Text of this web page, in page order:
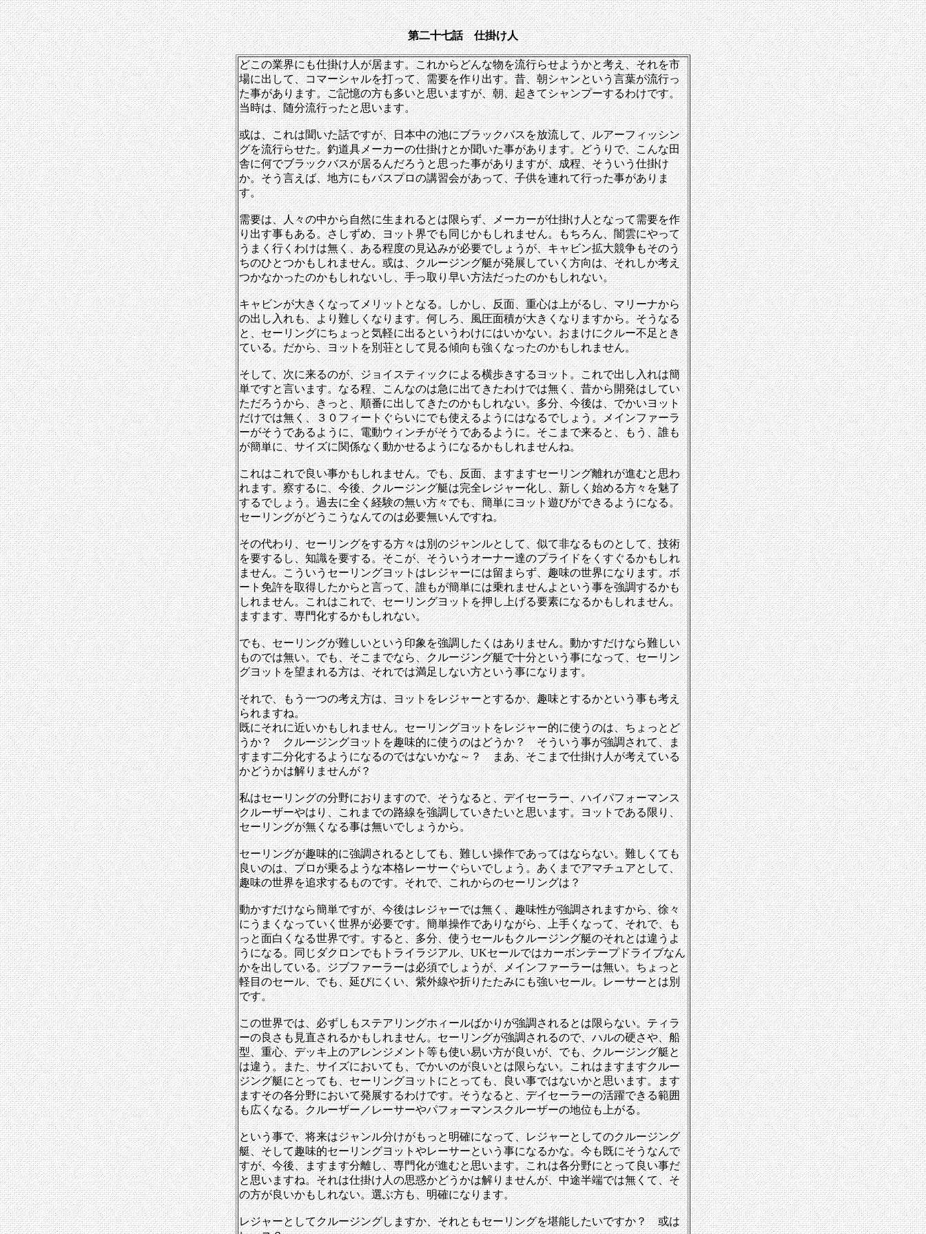
第二十七話 仕掛け人
どこの業界にも仕掛け人が居ます。これからどんな物を流行らせようかと考え、それを市
場に出して、コマーシャルを打って、需要を作り出す。昔、朝シャンという言葉が流行っ
た事があります。ご記憶の方も多いと思いますが、朝、起きてシャンプーするわけです。
当時は、随分流行ったと思います。
或は、これは聞いた話ですが、日本中の池にブラックバスを放流して、ルアーフィッシン
グを流行らせた。釣道具メーカーの仕掛けとか聞いた事があります。どうりで、こんな田
舎に何でブラックバスが居るんだろうと思った事がありますが、成程、そういう仕掛け
か。そう言えば、地方にもバスプロの講習会があって、子供を連れて行った事がありま
す。
需要は、人々の中から自然に生まれるとは限らず、メーカーが仕掛け人となって需要を作
り出す事もある。さしずめ、ヨット界でも同じかもしれません。もちろん、闇雲にやって
うまく行くわけは無く、ある程度の見込みが必要でしょうが、キャビン拡大競争もそのう
ちのひとつかもしれません。或は、クルージング艇が発展していく方向は、それしか考え
つかなかったのかもしれないし、手っ取り早い方法だったのかもしれない。
キャビンが大きくなってメリットとなる。しかし、反面、重心は上がるし、マリーナから
の出し入れも、より難しくなります。何しろ、風圧面積が大きくなりますから。そうなる
と、セーリングにちょっと気軽に出るというわけにはいかない。おまけにクルー不足とき
ている。だから、ヨットを別荘として見る傾向も強くなったのかもしれません。
そして、次に来るのが、ジョイスティックによる横歩きするヨット。これで出し入れは簡
単ですと言います。なる程、こんなのは急に出てきたわけでは無く、昔から開発はしてい
ただろうから、きっと、順番に出してきたのかもしれない。多分、今後は、でかいヨット
だけでは無く、３０フィートぐらいにでも使えるようにはなるでしょう。メインファーラ
ーがそうであるように、電動ウィンチがそうであるように。そこまで来ると、もう、誰も
が簡単に、サイズに関係なく動かせるようになるかもしれませんね。
これはこれで良い事かもしれません。でも、反面、ますますセーリング離れが進むと思わ
れます。察するに、今後、クルージング艇は完全レジャー化し、新しく始める方々を魅了
するでしょう。過去に全く経験の無い方々でも、簡単にヨット遊びができるようになる。
セーリングがどうこうなんてのは必要無いんですね。
その代わり、セーリングをする方々は別のジャンルとして、似て非なるものとして、技術
を要するし、知識を要する。そこが、そういうオーナー達のプライドをくすぐるかもしれ
ません。こういうセーリングヨットはレジャーには留まらず、趣味の世界になります。ボ
ート免許を取得したからと言って、誰もが簡単には乗れませんよという事を強調するかも
しれません。これはこれで、セーリングヨットを押し上げる要素になるかもしれません。
ますます、専門化するかもしれない。
でも、セーリングが難しいという印象を強調したくはありません。動かすだけなら難しい
ものでは無い。でも、そこまでなら、クルージング艇で十分という事になって、セーリン
グヨットを望まれる方は、それでは満足しない方という事になります。
それで、もう一つの考え方は、ヨットをレジャーとするか、趣味とするかという事も考え
られますね。
既にそれに近いかもしれません。セーリングヨットをレジャー的に使うのは、ちょっとど
うか？ クルージングヨットを趣味的に使うのはどうか？ そういう事が強調されて、ま
すます二分化するようになるのではないかな～？ まあ、そこまで仕掛け人が考えている
かどうかは解りませんが？
私はセーリングの分野におりますので、そうなると、デイセーラー、ハイパフォーマンス
クルーザーやはり、これまでの路線を強調していきたいと思います。ヨットである限り、
セーリングが無くなる事は無いでしょうから。
セーリングが趣味的に強調されるとしても、難しい操作であってはならない。難しくても
良いのは、プロが乗るような本格レーサーぐらいでしょう。あくまでアマチュアとして、
趣味の世界を追求するものです。それで、これからのセーリングは？
動かすだけなら簡単ですが、今後はレジャーでは無く、趣味性が強調されますから、徐々
にうまくなっていく世界が必要です。簡単操作でありながら、上手くなって、それで、も
っと面白くなる世界です。すると、多分、使うセールもクルージング艇のそれとは違うよ
うになる。同じダクロンでもトライラジアル、UKセールではカーボンテープドライブなん
かを出している。ジブファーラーは必須でしょうが、メインファーラーは無い。ちょっと
軽目のセール、でも、延びにくい、紫外線や折りたたみにも強いセール。レーサーとは別
です。
この世界では、必ずしもステアリングホィールばかりが強調されるとは限らない。ティラ
ーの良さも見直されるかもしれません。セーリングが強調されるので、ハルの硬さや、船
型、重心、デッキ上のアレンジメント等も使い易い方が良いが、でも、クルージング艇と
は違う。また、サイズにおいても、でかいのが良いとは限らない。これはますますクルー
ジング艇にとっても、セーリングヨットにとっても、良い事ではないかと思います。ます
ますその各分野において発展するわけです。そうなると、デイセーラーの活躍できる範囲
も広くなる。クルーザー／レーサーやパフォーマンスクルーザーの地位も上がる。
という事で、将来はジャンル分けがもっと明確になって、レジャーとしてのクルージング
艇、そして趣味的セーリングヨットやレーサーという事になるかな。今も既にそうなんで
すが、今後、ますます分離し、専門化が進むと思います。これは各分野にとって良い事だ
と思いますね。それは仕掛け人の思惑かどうかは解りませんが、中途半端では無くて、そ
の方が良いかもしれない。選ぶ方も、明確になります。
レジャーとしてクルージングしますか、それともセーリングを堪能したいですか？ 或は